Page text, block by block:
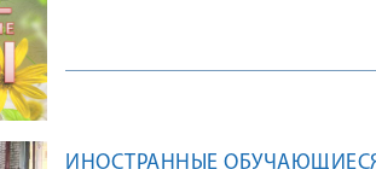
ИНОСТРАННЫЕ